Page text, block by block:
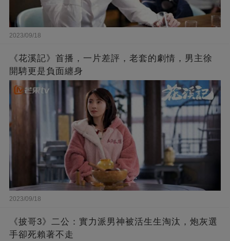
2023/09/18
《花溪記》首播，一片差評，老套的劇情，男主徐
開騁更是負面纏身
2023/09/18
《披哥3》二公：實力派男神被活生生淘汰，炮灰選
手卻死賴著不走